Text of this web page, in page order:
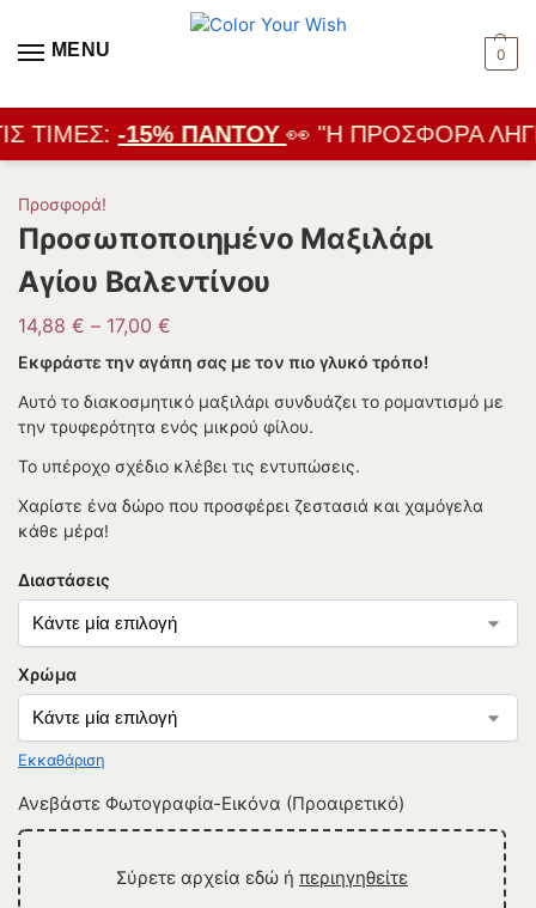
MENU 0
ΤΙΜΈΣ:-15% ΠΑΝΤΟΎ👀 "Η ΠΡΟΣΦΟΡΆ
Προσφορά!
Προσωποποιημένο Μαξιλάρι
Αγίου Βαλεντίνου
14,88 € – 17,00 €
Εκφράστε την αγάπη σας με τον πιο γλυκό τρόπο!
Αυτό το διακοσμητικό μαξιλάρι συνδυάζει το ρομαντισμό με
την τρυφερότητα ενός μικρού φίλου.
Το υπέροχο σχέδιο κλέβει τις εντυπώσεις.
Χαρίστε ένα δώρο που προσφέρει ζεστασιά και χαμόγελα
κάθε μέρα!
Διαστάσεις
Χρώμα
Εκκαθάριση
Ανεβάστε Φωτογραφία-Εικόνα (Προαιρετικό)
Σύρετε αρχεία εδώ ή περιηγηθείτε